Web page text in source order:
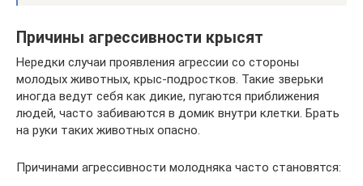
Причины агрессивности крысят
Нередки случаи проявления агрессии со стороны
молодых животных, крыс-подростков. Такие зверьки
иногда ведут себя как дикие, пугаются приближения
людей, часто забиваются в домик внутри клетки. Брать
на руки таких животных опасно.
Причинами агрессивности молодняка часто становятся: